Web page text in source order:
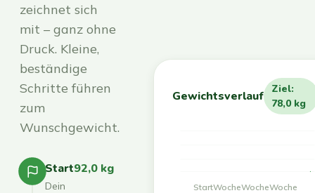
zeichnet sich
mit – ganz ohne
Druck. Kleine,
beständige
Schritte führen
zum
Wunschgewicht.
Start92,0 kg
Dein
Gewichtsverlauf
Ziel:
78,0 kg
StartWocheWocheWoche